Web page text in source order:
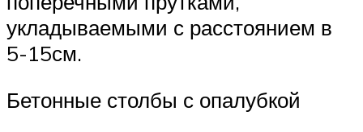
укладываемыми с расстоянием в
5-15см.
Бетонные столбы с опалубкой